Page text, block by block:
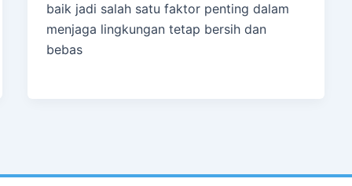
baik jadi salah satu faktor penting dalam
menjaga lingkungan tetap bersih dan
bebas